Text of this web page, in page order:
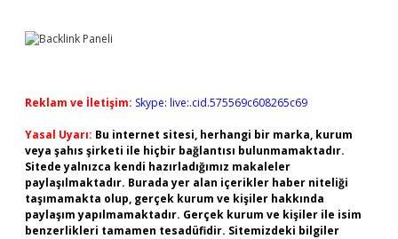
Reklam ve İletişim: Skype: live:.cid.575569c608265c69
Yasal Uyarı: Bu internet sitesi, herhangi bir marka, kurum
veya şahıs şirketi ile hiçbir bağlantısı bulunmamaktadır.
Sitede yalnızca kendi hazırladığımız makaleler
paylaşılmaktadır. Burada yer alan içerikler haber niteliği
taşımamakta olup, gerçek kurum ve kişiler hakkında
paylaşım yapılmamaktadır. Gerçek kurum ve kişiler ile isim
benzerlikleri tamamen tesadüfidir. Sitemizdeki bilgiler